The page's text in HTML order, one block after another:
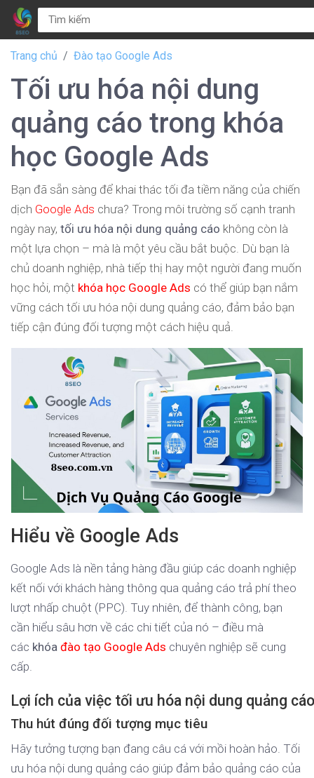
Trang chủ Đào tạo Google Ads
Tối ưu hóa nội dung
quảng cáo trong khóa
học Google Ads
Bạn đã sẵn sàng để khai thác tối đa tiềm năng của chiến
dịch Google Ads chưa? Trong môi trường số cạnh tranh
ngày nay, tối ưu hóa nội dung quảng cáo không còn là
một lựa chọn – mà là một yêu cầu bắt buộc. Dù bạn là
chủ doanh nghiệp, nhà tiếp thị hay một người đang muốn
học hỏi, một khóa học Google Ads có thể giúp bạn nắm
vững cách tối ưu hóa nội dung quảng cáo, đảm bảo bạn
tiếp cận đúng đối tượng một cách hiệu quả.
Hiểu về Google Ads
Google Ads là nền tảng hàng đầu giúp các doanh nghiệp
kết nối với khách hàng thông qua quảng cáo trả phí theo
lượt nhấp chuột (PPC). Tuy nhiên, để thành công, bạn
cần hiểu sâu hơn về các chi tiết của nó – điều mà
các khóa đào tạo Google Ads chuyên nghiệp sẽ cung
cấp.
Lợi ích của việc tối ưu hóa nội dung quảng cáo
Thu hút đúng đối tượng mục tiêu
Hãy tưởng tượng bạn đang câu cá với mồi hoàn hảo. Tối
ưu hóa nội dung quảng cáo giúp đảm bảo quảng cáo của